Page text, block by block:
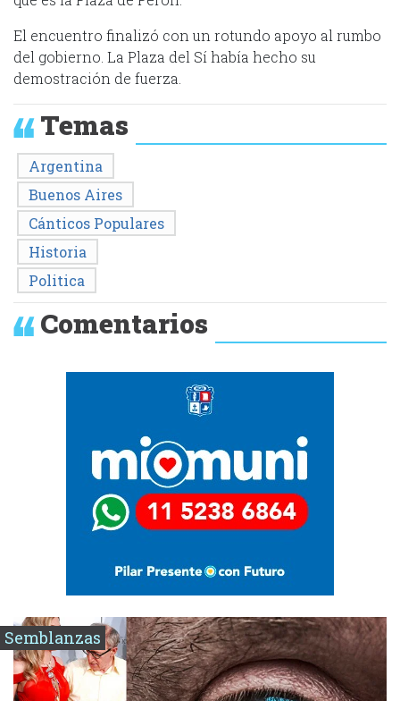
El encuentro finalizó con un rotundo apoyo al rumbo
del gobierno. La Plaza del Sí había hecho su
demostración de fuerza.
Temas
Argentina
Buenos Aires
Cánticos Populares
Historia
Politica
Comentarios
Semblanzas